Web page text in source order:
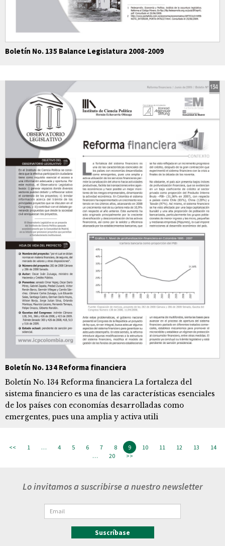
Boletín No. 135 Balance Legislatura 2008-2009
Boletín No. 134 Reforma financiera
Boletín No. 134 Reforma financiera La fortaleza del
sistema financiero es una de las características esenciales
de los países con economías desarrolladas como
emergentes, pues una amplia y activa utili
<< 1 … 4 5 6 7 8 9 10 11 12 13
14
…
20 >>
Lo invitamos a suscribirse a nuestro newsletter